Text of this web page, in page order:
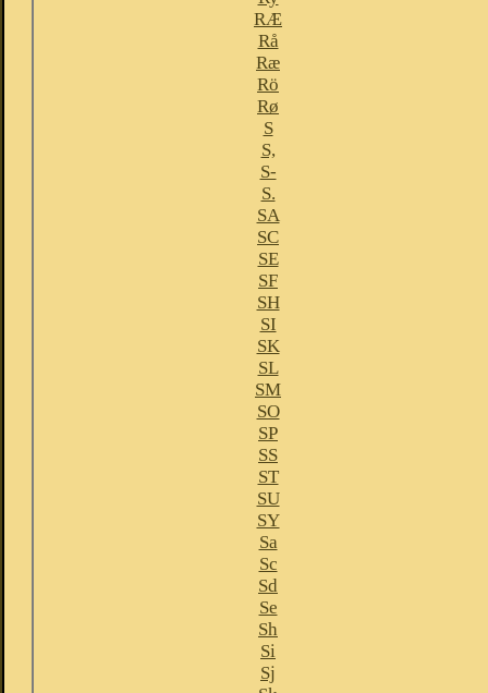
RÆ
Rå
Ræ
Rö
Rø
S
S,
S-
S.
SA
SC
SE
SF
SH
SI
SK
SL
SM
SO
SP
SS
ST
SU
SY
Sa
Sc
Sd
Se
Sh
Si
Sj